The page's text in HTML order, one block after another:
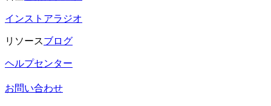
インストアラジオ
リソースブログ
ヘルプセンター
お問い合わせ